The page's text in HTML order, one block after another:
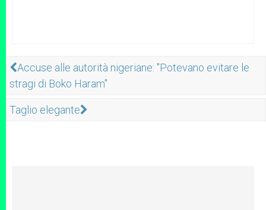
Accuse alle autorità nigeriane: "Potevano evitare le
stragi di Boko Haram"
Taglio elegante